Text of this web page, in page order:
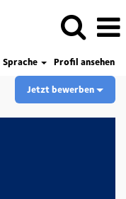
Sprache
Profil ansehen
Jetzt bewerben